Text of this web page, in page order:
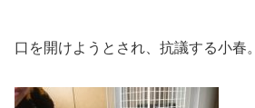
口を開けようとされ、抗議する小春。